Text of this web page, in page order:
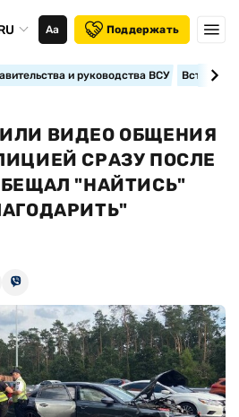
Аа Поддержать
и руководства ВСУ
ВИДЕО ОБЩЕНИЯ
СРАЗУ ПОСЛЕ
"НАЙТИСЬ"